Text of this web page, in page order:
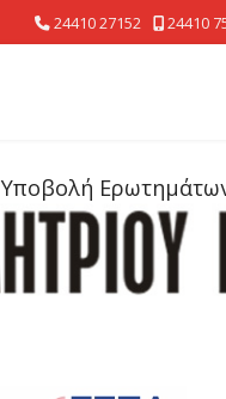
24410 27152 24410
Υποβολή